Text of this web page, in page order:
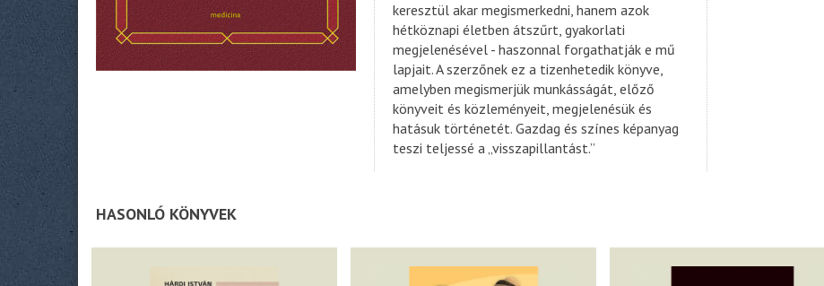
keresztül akar megismerkedni, hanem azok
hétköznapi életben átszűrt, gyakorlati
megjelenésével - haszonnal forgathatják e mű
lapjait. A szerzőnek ez a tizenhetedik könyve,
amelyben megismerjük munkásságát, előző
könyveit és közleményeit, megjelenésük és
hatásuk történetét. Gazdag és színes képanyag
teszi teljessé a „visszapillantást.”
HASONLÓ KÖNYVEK